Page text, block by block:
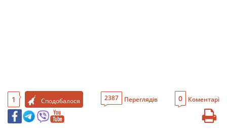
1 Сподобалося 2387 Переглядів 0 Коментарі